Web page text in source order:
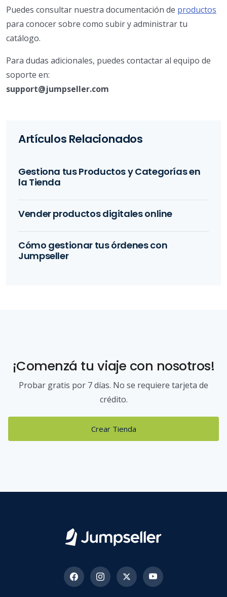
Puedes consultar nuestra documentación de productos
para conocer sobre como subir y administrar tu
catálogo.
Para dudas adicionales, puedes contactar al equipo de
soporte en:
support@jumpseller.com
Artículos Relacionados
Gestiona tus Productos y Categorías en
la Tienda
Vender productos digitales online
Cómo gestionar tus órdenes con
Jumpseller
¡Comenzá tu viaje con nosotros!
Probar gratis por 7 días. No se requiere tarjeta de
crédito.
Crear Tienda